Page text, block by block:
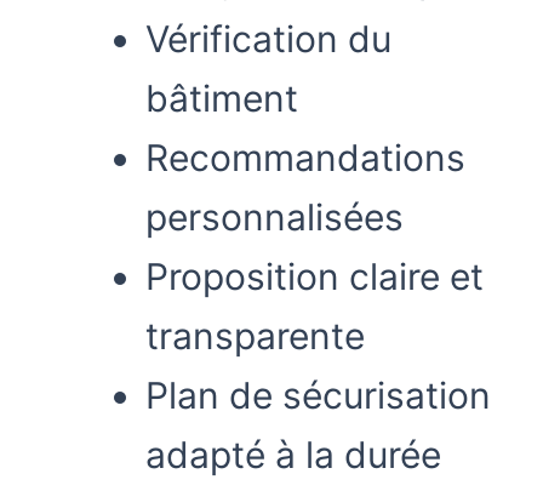
Vérification du
bâtiment
Recommandations
personnalisées
Proposition claire et
transparente
Plan de sécurisation
adapté à la durée